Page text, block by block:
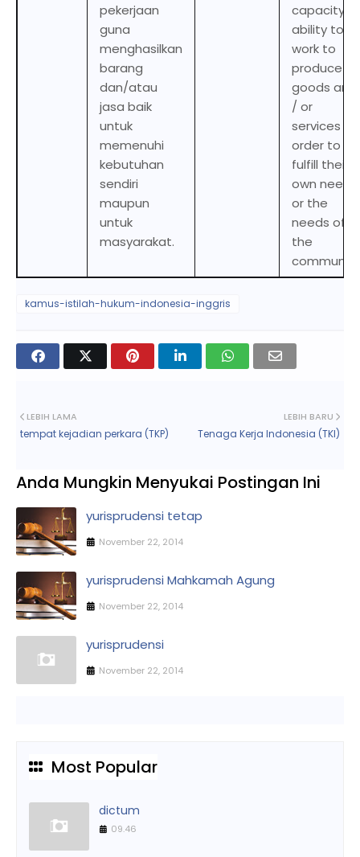
pekerjaan
guna
menghasilkan
barang
dan/atau
jasa baik
untuk
memenuhi
kebutuhan
sendiri
maupun
untuk
masyarakat.
capacity or
ability to
work to
produce
goods and
/ or
services in
order to
fulfill their
own needs
or the
needs of
the
kamus-istilah-hukum-indonesia-inggris
LEBIH BARU
Tenaga Kerja Indonesia (TKI)
LEBIH LAMA
tempat kejadian perkara (TKP)
Anda Mungkin Menyukai Postingan Ini
yurisprudensi tetap
November 22, 2014
yurisprudensi Mahkamah Agung
November 22, 2014
yurisprudensi
November 22, 2014
Most Popular
dictum
09.46